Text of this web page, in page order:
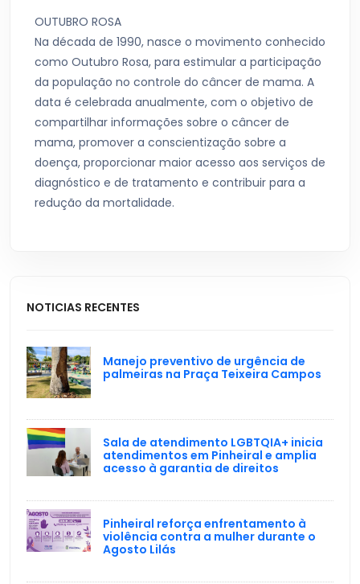
OUTUBRO ROSA
Na década de 1990, nasce o movimento conhecido
como Outubro Rosa, para estimular a participação
da população no controle do câncer de mama. A
data é celebrada anualmente, com o objetivo de
compartilhar informações sobre o câncer de
mama, promover a conscientização sobre a
doença, proporcionar maior acesso aos serviços de
diagnóstico e de tratamento e contribuir para a
redução da mortalidade.
NOTICIAS RECENTES
Manejo preventivo de urgência de
palmeiras na Praça Teixeira Campos
Sala de atendimento LGBTQIA+ inicia
atendimentos em Pinheiral e amplia
acesso à garantia de direitos
Pinheiral reforça enfrentamento à
violência contra a mulher durante o
Agosto Lilás